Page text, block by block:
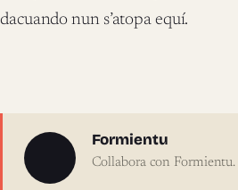
dacuando nun s’atopa equí.
Sobre l'autor
Formientu
Collabora con